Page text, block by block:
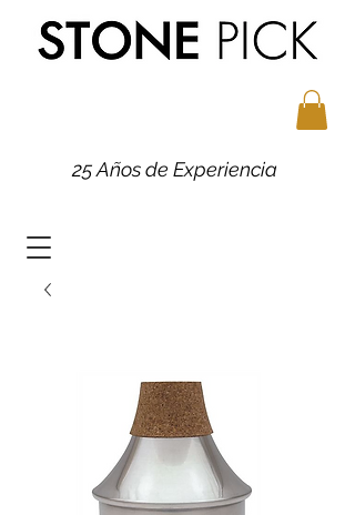
25 Años de Experiencia